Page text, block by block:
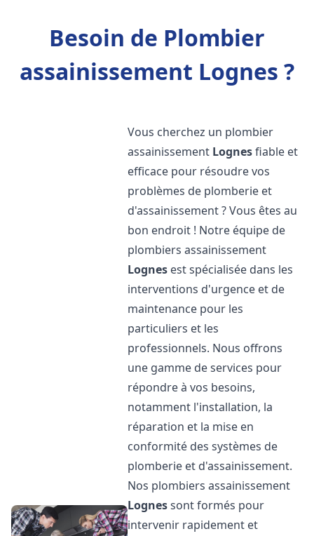
Besoin de Plombier
assainissement Lognes ?
Vous cherchez un plombier
assainissement Lognesfiable et
efficace pour résoudre vos
problèmes de plomberie et
d'assainissement ? Vous êtes au
bon endroit ! Notre équipe de
plombiers assainissement
Lognes est spécialisée dans les
interventions d'urgence et de
maintenance pour les
particuliers et les
professionnels. Nous offrons
une gamme de services pour
répondre à vos besoins,
notamment l'installation, la
réparation et la mise en
conformité des systèmes de
plomberie et d'assainissement.
Nos plombiers assainissement
Lognessont formés pour
intervenir rapidement et